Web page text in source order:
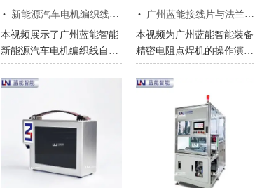
· 新能源汽车电机编织线自动送线压方焊机操作视频
本视频展示了广州蓝能智能
新能源汽车电机编织线自动
送线压方焊机的完整操作流
程，包含自动送线、压方成
清晰呈现设备如何实现铜编
织线无毛刺、无散线的高效
压方成型，直观了解设备的
自动化生产效果与操作细
· 广州蓝能接线片与法兰焊接精密电阻点焊机操作演示视频
本视频为广州蓝能智能装备
精密电阻点焊机的操作演
示，展示了设备在接线片与
法兰焊接、镀锌碳钢与不锈
钢材质焊接中的实际应用过
程。视频清晰呈现设备的操
作流程、焊接效果与优势特
点，帮助用户直观了解设备
的高精控制、高效低耗性
能，为五金、机电等行业用